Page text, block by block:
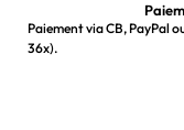
Paiement via CB, PayPal
36x).